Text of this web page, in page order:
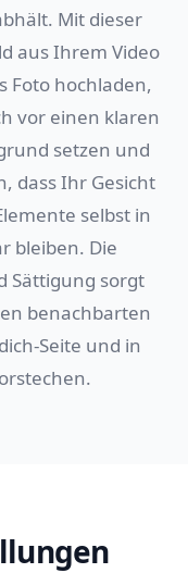
Mit dieser
aus Ihrem Video
Foto hochladen,
vor einen klaren
setzen und
dass Ihr Gesicht
selbst in
bleiben. Die
Sättigung sorgt
benachbarten
Seite und in